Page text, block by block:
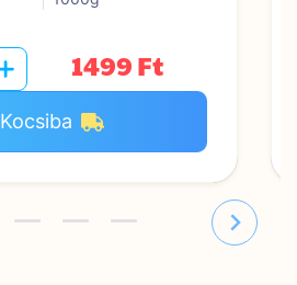
1499 Ft
Kocsiba